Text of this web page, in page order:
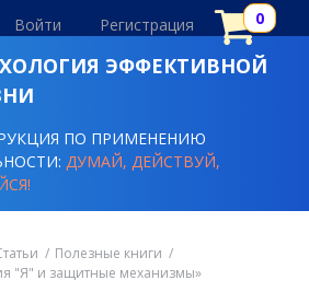
Войти Регистрация
ЭФФЕКТИВНОЙ
ПО ПРИМЕНЕНИЮ
ДУМАЙ, ДЕЙСТВУЙ,
Полезные книги
"Я" и защитные механизмы»